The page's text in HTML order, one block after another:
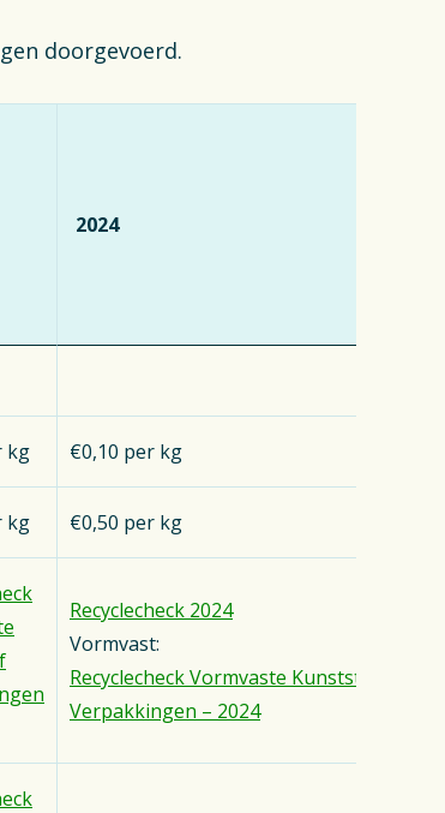
doorgevoerd.
2024
kg €0,10 per kg
kg €0,50 per kg
Recyclecheck 2024
Vormvast:
Recyclecheck Vormvaste Kunststof
Verpakkingen – 2024